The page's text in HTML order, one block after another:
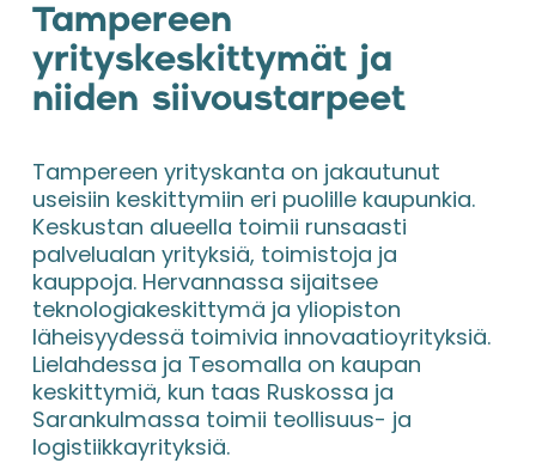
Tampereen
yrityskeskittymät ja
niiden siivoustarpeet
Tampereen yrityskanta on jakautunut
useisiin keskittymiin eri puolille kaupunkia.
Keskustan alueella toimii runsaasti
palvelualan yrityksiä, toimistoja ja
kauppoja. Hervannassa sijaitsee
teknologiakeskittymä ja yliopiston
läheisyydessä toimivia innovaatioyrityksiä.
Lielahdessa ja Tesomalla on kaupan
keskittymiä, kun taas Ruskossa ja
Sarankulmassa toimii teollisuus- ja
logistiikkayrityksiä.